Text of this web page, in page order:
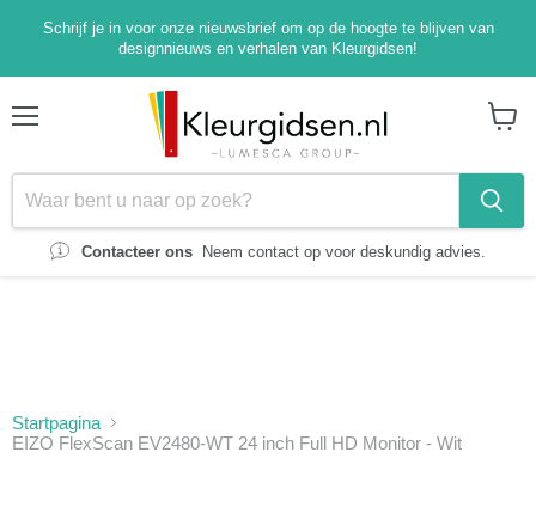
Schrijf je in voor onze nieuwsbrief om op de hoogte te blijven van
designnieuws en verhalen van Kleurgidsen!
Contacteer ons Neem contact op voor deskundig advies.
Startpagina
EIZO FlexScan EV2480-WT 24 inch Full HD Monitor - Wit